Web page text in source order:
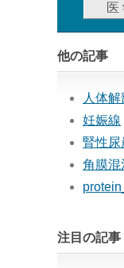
他の記事
人体解
妊娠線
腎性尿
角膜混
注目の記事